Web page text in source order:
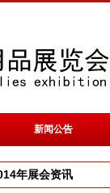
新闻公告
年展会资讯